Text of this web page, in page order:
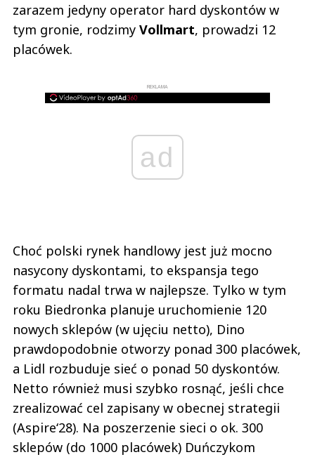
zarazem jedyny operator hard dyskontów w
tym gronie, rodzimy Vollmart, prowadzi 12
placówek.
REKLAMA
ad
Choć polski rynek handlowy jest już mocno
nasycony dyskontami, to ekspansja tego
formatu nadal trwa w najlepsze. Tylko w tym
roku Biedronka planuje uruchomienie 120
nowych sklepów (w ujęciu netto), Dino
prawdopodobnie otworzy ponad 300 placówek,
a Lidl rozbuduje sieć o ponad 50 dyskontów.
Netto również musi szybko rosnąć, jeśli chce
zrealizować cel zapisany w obecnej strategii
(Aspire‘28). Na poszerzenie sieci o ok. 300
sklepów (do 1000 placówek) Duńczykom